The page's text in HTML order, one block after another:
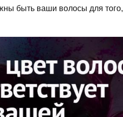
быть ваши волосы для того,